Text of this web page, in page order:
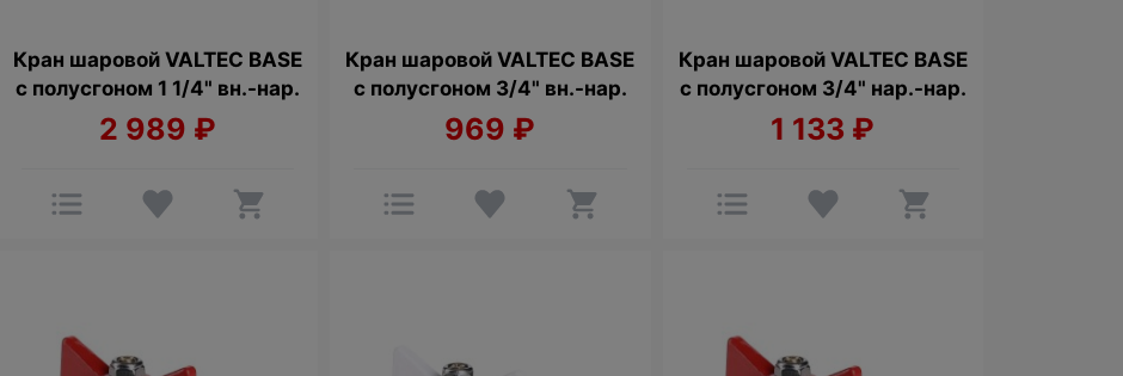
Кран шаровой VALTEC BASE
с полусгоном 1 1/4" вн.-нар.
2 989 ₽
Кран шаровой VALTEC BASE
с полусгоном 3/4" вн.-нар.
969 ₽
Кран шаровой VALTEC BASE
с полусгоном 3/4" нар.-нар.
1 133 ₽